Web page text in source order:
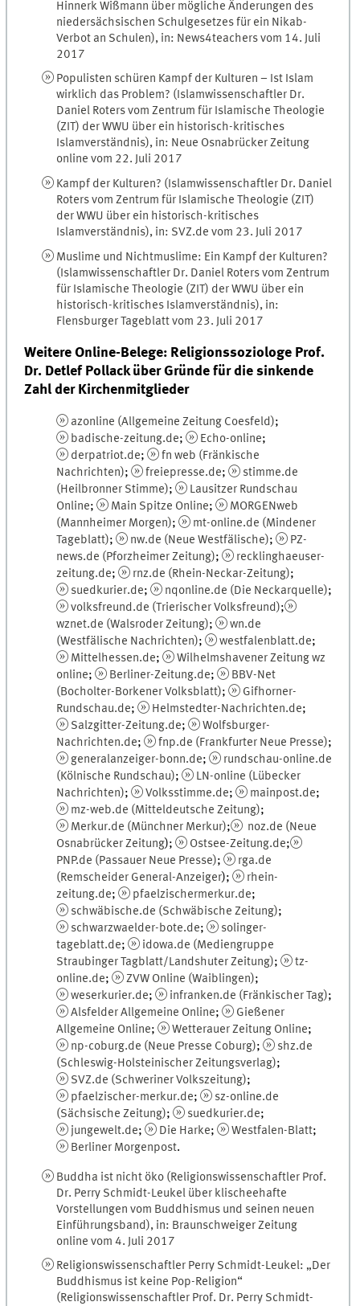
Hinnerk Wißmann über mögliche Änderungen des
niedersächsischen Schulgesetzes für ein Nikab-
Verbot an Schulen), in: News4teachers vom 14. Juli
2017
Populisten schüren Kampf der Kulturen – Ist Islam
wirklich das Problem? (Islamwissenschaftler Dr.
Daniel Roters vom Zentrum für Islamische Theologie
(ZIT) der WWU über ein historisch-kritisches
Islamverständnis), in: Neue Osnabrücker Zeitung
online vom 22. Juli 2017
Kampf der Kulturen? (Islamwissenschaftler Dr. Daniel
Roters vom Zentrum für Islamische Theologie (ZIT)
der WWU über ein historisch-kritisches
Islamverständnis), in: SVZ.de vom 23. Juli 2017
Muslime und Nichtmuslime: Ein Kampf der Kulturen?
(Islamwissenschaftler Dr. Daniel Roters vom Zentrum
für Islamische Theologie (ZIT) der WWU über ein
historisch-kritisches Islamverständnis), in:
Flensburger Tageblatt vom 23. Juli 2017
Weitere Online-Belege: Religionssoziologe Prof.
Dr. Detlef Pollack über Gründe für die sinkende
Zahl der Kirchenmitglieder
azonline (Allgemeine Zeitung Coesfeld);
badische-zeitung.de; Echo-online;
derpatriot.de;
fn web (Fränkische
Nachrichten); freiepresse.de;
stimme.de
(Heilbronner Stimme);
Lausitzer Rundschau
Online; Main Spitze Online;
MORGENweb
(Mannheimer Morgen);
mt-online.de (Mindener
Tageblatt); nw.de (Neue Westfälische);
PZ-
news.de (Pforzheimer Zeitung);
recklinghaeuser-
zeitung.de; rnz.de (Rhein-Neckar-Zeitung);
suedkurier.de; nqonline.de (Die Neckarquelle);
volksfreund.de (Trierischer Volksfreund);
wznet.de (Walsroder Zeitung);
wn.de
(Westfälische Nachrichten); westfalenblatt.de;
Mittelhessen.de;
Wilhelmshavener Zeitung wz
online; Berliner-Zeitung.de;
BBV-Net
(Bocholter-Borkener Volksblatt);
Gifhorner-
Rundschau.de; Helmstedter-Nachrichten.de;
Salzgitter-Zeitung.de;
Wolfsburger-
Nachrichten.de; fnp.de (Frankfurter Neue Presse);
generalanzeiger-bonn.de;
rundschau-online.de
(Kölnische Rundschau);
LN-online (Lübecker
Nachrichten); Volksstimme.de; mainpost.de;
mz-web.de (Mitteldeutsche Zeitung);
Merkur.de (Münchner Merkur);
noz.de (Neue
Osnabrücker Zeitung); Ostsee-Zeitung.de;
PNP.de (Passauer Neue Presse);
rga.de
(Remscheider General-Anzeiger);
rhein-
zeitung.de; pfaelzischermerkur.de;
schwäbische.de (Schwäbische Zeitung);
schwarzwaelder-bote.de;
solinger-
tageblatt.de;
idowa.de (Mediengruppe
Straubinger Tagblatt/Landshuter Zeitung);
tz-
online.de; ZVW Online (Waiblingen);
weserkurier.de; infranken.de (Fränkischer Tag);
Alsfelder Allgemeine Online;
Gießener
Allgemeine Online; Wetterauer Zeitung Online;
np-coburg.de (Neue Presse Coburg);
shz.de
(Schleswig-Holsteinischer Zeitungsverlag);
SVZ.de (Schweriner Volkszeitung);
pfaelzischer-merkur.de;
sz-online.de
(Sächsische Zeitung); suedkurier.de;
jungewelt.de; Die Harke; Westfalen-Blatt;
Berliner Morgenpost.
Buddha ist nicht öko (Religionswissenschaftler Prof.
Dr. Perry Schmidt-Leukel über klischeehafte
Vorstellungen vom Buddhismus und seinen neuen
Einführungsband), in: Braunschweiger Zeitung
online vom 4. Juli 2017
Religionswissenschaftler Perry Schmidt-Leukel: „Der
Buddhismus ist keine Pop-Religion“
(Religionswissenschaftler Prof. Dr. Perry Schmidt-